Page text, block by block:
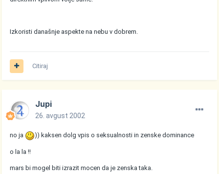
Izkoristi današnje aspekte na nebu v dobrem.
Citiraj
Jupi
26. avgust 2002
no ja )) kaksen dolg vpis o seksualnosti in zenske dominance
o la la !!
mars bi mogel biti izrazit mocen da je zenska taka.